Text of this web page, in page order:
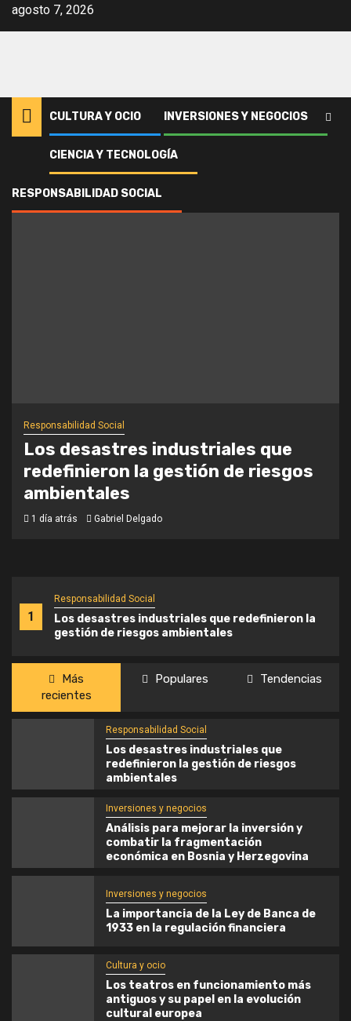
Saltar
agosto 7, 2026
CULTURA Y OCIO INVERSIONES Y NEGOCIOS
CIENCIA Y TECNOLOGÍA
RESPONSABILIDAD SOCIAL
EXCLUSIVO 1 Los desastres industriales que
1
Responsabilidad Social
Los desastres industriales que redefinieron la
gestión de riesgos ambientales
Responsabilidad Social
Los desastres industriales que
redefinieron la gestión de riesgos
ambientales
1 día atrás Gabriel Delgado
Más
recientes
Populares Tendencias
Responsabilidad Social
Los desastres industriales que
redefinieron la gestión de riesgos
ambientales
Inversiones y negocios
Análisis para mejorar la inversión y
combatir la fragmentación
económica en Bosnia y Herzegovina
Inversiones y negocios
La importancia de la Ley de Banca de
1933 en la regulación financiera
Cultura y ocio
Los teatros en funcionamiento más
antiguos y su papel en la evolución
cultural europea